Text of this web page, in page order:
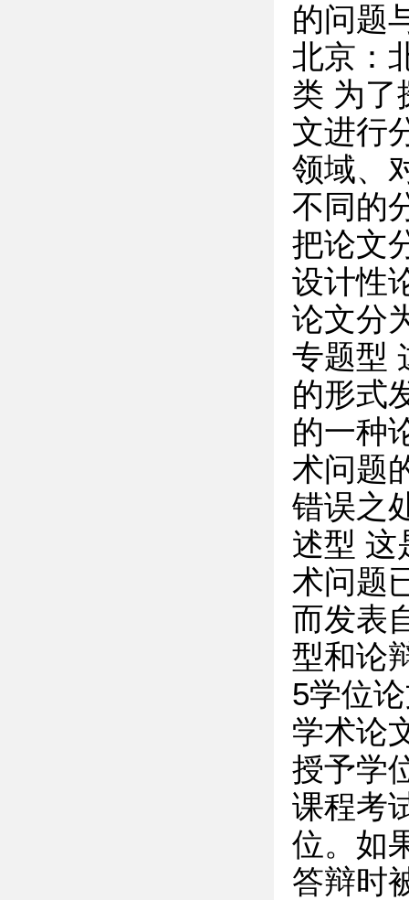
的问题
北京：
类 为了
文进行
领域、
不同的
把论文
设计性
论文分
专题型
的形式
的一种
术问题
错误之
述型 这
术问题
而发表
型和论
5学位
学术论
授予学
课程考
位。如
答辩时